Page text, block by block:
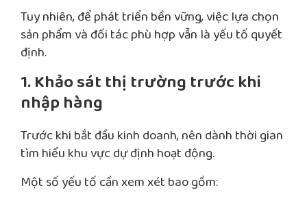
Tuy nhiên, để phát triển bền vững, việc lựa chọn
sản phẩm và đối tác phù hợp vẫn là yếu tố quyết
định.
1. Khảo sát thị trường trước khi
nhập hàng
Trước khi bắt đầu kinh doanh, nên dành thời gian
tìm hiểu khu vực dự định hoạt động.
Một số yếu tố cần xem xét bao gồm: